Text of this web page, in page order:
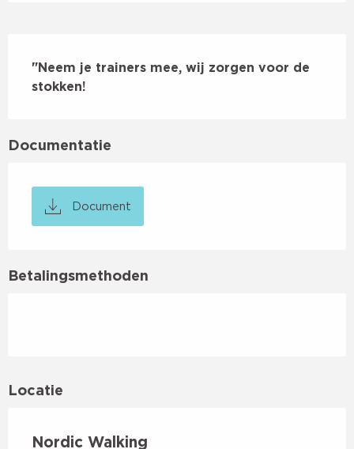
"Neem je trainers mee, wij zorgen voor de
stokken!
Documentatie
Document
Betalingsmethoden
Locatie
Nordic Walking